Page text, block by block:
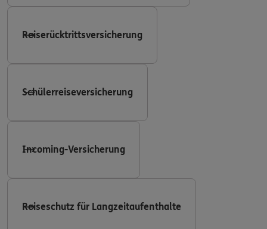
Reiserücktrittsversicherung
Schülerreiseversicherung
Incoming-Versicherung
Reiseschutz für Langzeitaufenthalte